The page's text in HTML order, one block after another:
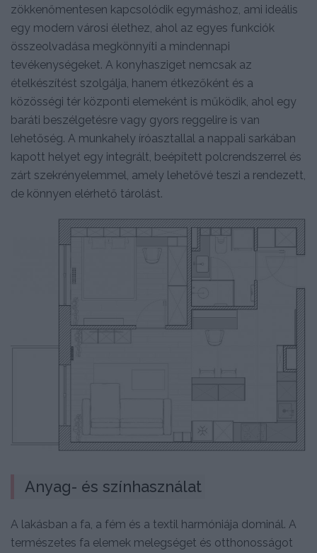
zökkenőmentesen kapcsolódik egymáshoz, ami ideális
egy modern városi élethez, ahol az egyes funkciók
összeolvadása megkönnyíti a mindennapi
tevékenységeket. A konyhasziget nemcsak az
ételkészítést szolgálja, hanem étkezőként és a
közösségi tér központi elemeként is működik, ahol egy
baráti beszélgetésre vagy gyors reggelire is van
lehetőség. A munkahely íróasztallal a nappali sarkában
kapott helyet egy integrált, beépített polcrendszerrel és
zárt szekrényelemmel, amely lehetővé teszi a rendezett,
de könnyen elérhető tárolást.
Anyag- és színhasználat
A lakásban a fa, a fém és a textil harmóniája dominál. A
természetes fa elemek melegséget és otthonosságot